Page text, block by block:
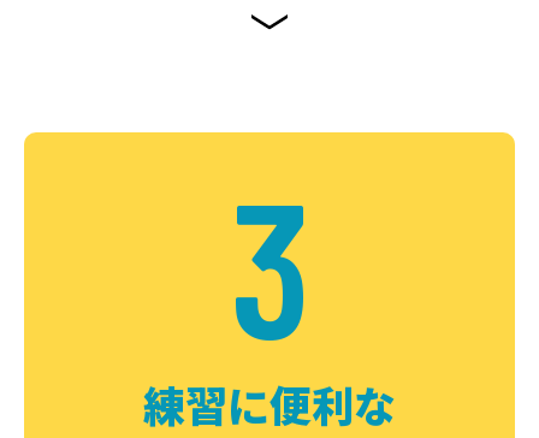
3
練習に便利な